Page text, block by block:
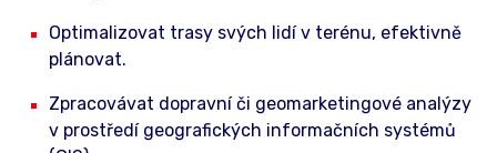
Optimalizovat trasy svých lidí v terénu, efektivně
plánovat.
Zpracovávat dopravní či geomarketingové analýzy
v prostředí geografických informačních systémů